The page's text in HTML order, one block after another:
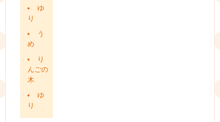
ゆ
り
う
め
り
んごの
木
ゆ
り